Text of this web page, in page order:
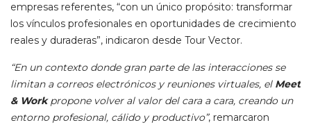
empresas referentes, “con un único propósito: transformar
los vínculos profesionales en oportunidades de crecimiento
reales y duraderas”, indicaron desde Tour Vector.
“En un contexto donde gran parte de las interacciones se
limitan a correos electrónicos y reuniones virtuales, el Meet
& Workpropone volver al valor del cara a cara, creando un
entorno profesional, cálido y productivo”, remarcaron